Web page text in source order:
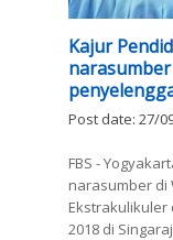
Kajur
Post date: 27/
FBS -
narasumber di
Ekstrakulikuler
2018 di